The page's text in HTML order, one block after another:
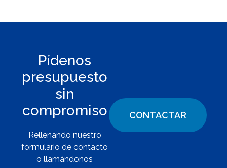
Pídenos
presupuesto
sin
compromiso
Rellenando nuestro
formulario de contacto
o llamándonos
CONTACTAR